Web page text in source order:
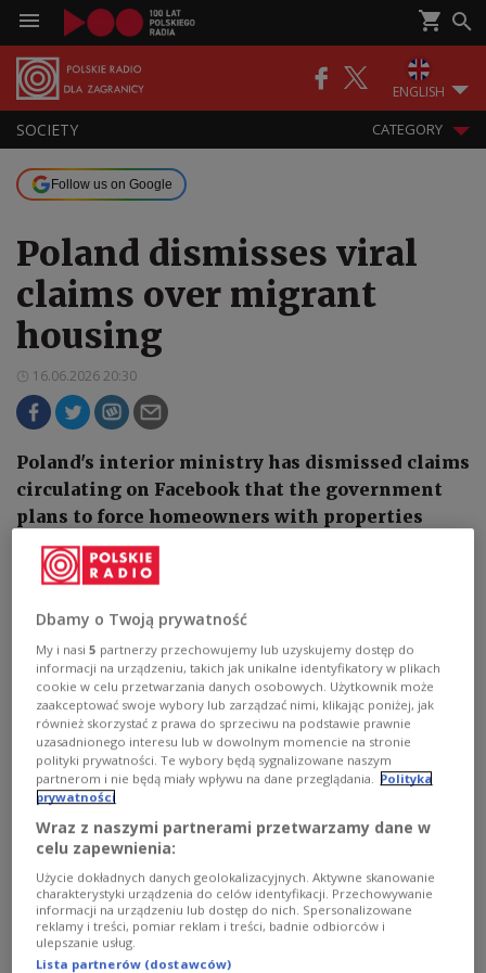
ENGLISH
SOCIETY CATEGORY
Follow us on Google
Poland dismisses viral
claims over migrant
housing
16.06.2026 20:30
Poland's interior ministry has dismissed claims
circulating on Facebook that the government
plans to force homeowners with properties
larger than 60 square metres to house migrants.
Pixabay License Image by memyselfaneye from Pixabay
The ministry said on Tuesdaythe story is simply
untrue – no such law is being prepared, and no
officials will be sending migrants into people's
Dbamy o Twoją prywatność
My i nasi5 partnerzy przechowujemy lub uzyskujemy dostęp do
informacji na urządzeniu, takich jak unikalne identyfikatory w plikach
cookie w celu przetwarzania danych osobowych. Użytkownik może
zaakceptować swoje wybory lub zarządzać nimi, klikając poniżej, jak
również skorzystać z prawa do sprzeciwu na podstawie prawnie
uzasadnionego interesu lub w dowolnym momencie na stronie
polityki prywatności. Te wybory będą sygnalizowane naszym
partnerom i nie będą miały wpływu na dane przeglądania.
Polityka
prywatności
Wraz z naszymi partnerami przetwarzamy dane w
celu zapewnienia:
Użycie dokładnych danych geolokalizacyjnych. Aktywne skanowanie
charakterystyki urządzenia do celów identyfikacji. Przechowywanie
informacji na urządzeniu lub dostęp do nich. Spersonalizowane
reklamy i treści, pomiar reklam i treści, badnie odbiorców i
ulepszanie usług.
Lista partnerów (dostawców)